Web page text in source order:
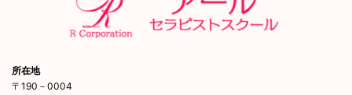
所在地
〒190－0004